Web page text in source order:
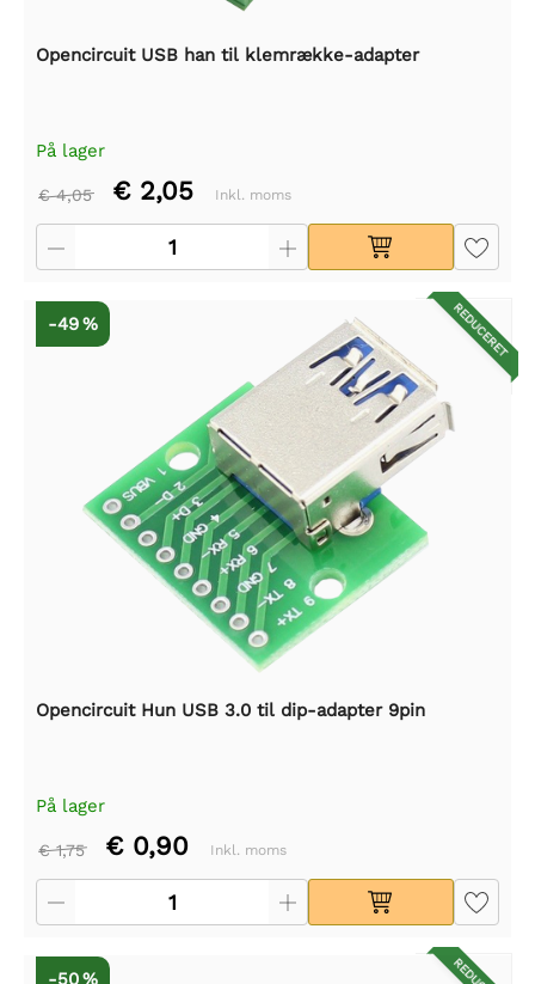
Opencircuit USB han til klemrække-adapter
På lager
€ 4,05 € 2,05 Inkl. moms
REDUCERET
-49 %
Opencircuit Hun USB 3.0 til dip-adapter 9pin
På lager
€ 1,75 € 0,90 Inkl. moms
-50 %